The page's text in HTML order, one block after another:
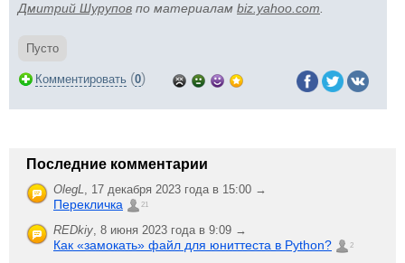
Дмитрий Шурупов по материалам biz.yahoo.com
Пусто
Комментировать (0)
Последние комментарии
OlegL, 17 декабря 2023 года в 15:00 →
Перекличка 21
REDkiy, 8 июня 2023 года в 9:09 →
Как «замокать» файл для юниттеста в Python? 2